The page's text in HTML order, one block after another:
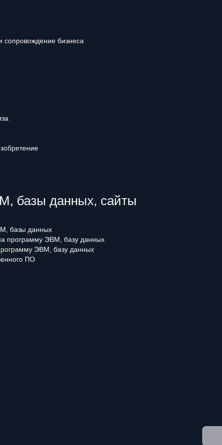
сопровождение бизнеса
базы данных, сайты
базы данных
программу ЭВМ, базу данных
ЭВМ, базу данных
ПО
согласие на обработку